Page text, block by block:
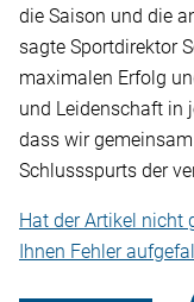
die Saison und die
sagte Sportdirektor
maximalen Erfolg
und Leidenschaft in
dass wir
Schlussspurts der
Hat der Artikel nicht
Ihnen Fehler